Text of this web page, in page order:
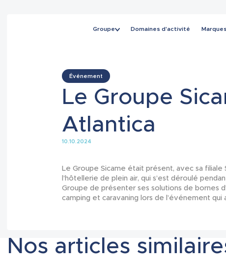
Groupe Domaines d'activité Marques
Événement
Le Groupe
Atlantica
10.10.2024
Le Groupe Sicame était présent, avec sa filiale
l’hôtellerie de plein air, qui s’est déroulé
Groupe de présenter ses solutions de bornes
camping et caravaning lors de l’événement
Nos articles